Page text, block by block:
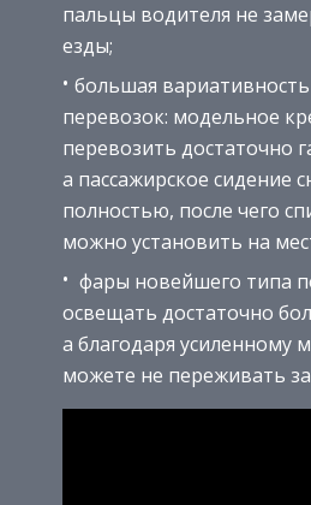
пальцы водителя не
езды;
большая
перевозок: модельное
перевозить достаточно
а пассажирское сидение
полностью, после чего
можно установить на
фары новейшего типа
освещать достаточно
а благодаря усиленному
можете не переживать